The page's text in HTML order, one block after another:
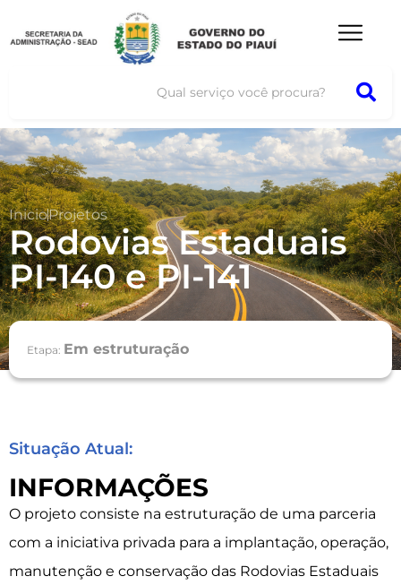
InicioProjetos
Rodovias Estaduais
PI-140 e PI-141
Etapa: Em estruturação
Situação Atual:
INFORMAÇÕES
O projeto consiste na estruturação de uma parceria
com a iniciativa privada para a implantação, operação,
manutenção e conservação das Rodovias Estaduais